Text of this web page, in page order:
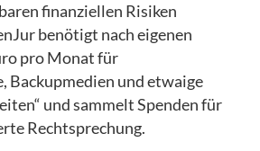
finanziellen Risiken
benötigt nach eigenen
pro Monat für
Backupmedien und etwaige
und sammelt Spenden für
Rechtsprechung.